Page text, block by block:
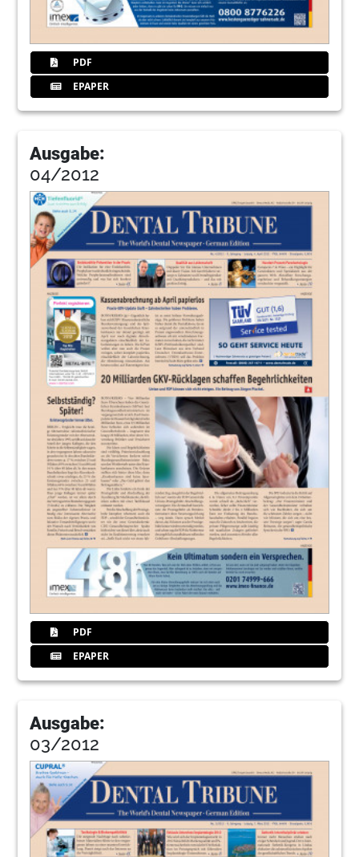
PDF
EPAPER
Ausgabe:
04/2012
PDF
EPAPER
Ausgabe:
03/2012